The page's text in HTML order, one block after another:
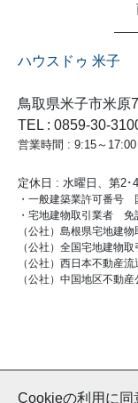
Cookieの利用に同
ハウスドゥ 米子
鳥取県米子市米
TEL : 0859-30-
営業時間 : 9:15～17:00
定休日 : 水曜日、第2･
・一般建築業許可番号
・宅地建物取引業者
（公社）島根県宅地建
（公社）全国宅地建物
（公社）西日本不動産
（公社）中国地区不動